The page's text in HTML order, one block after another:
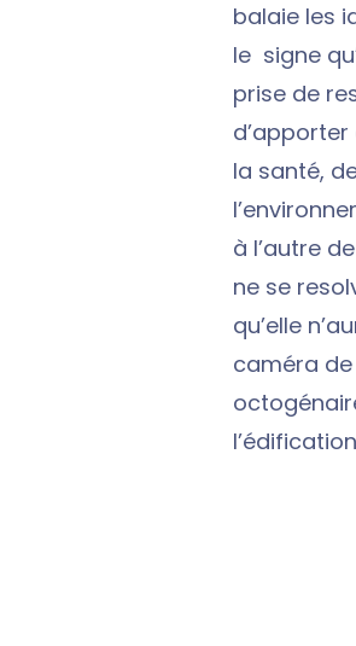
balaie les
le signe
prise de
la santé,
à l’autre
ne se
qu’elle
caméra